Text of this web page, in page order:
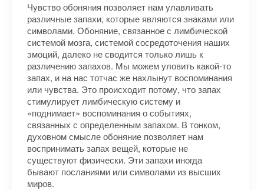
Чувство обоняния позволяет нам улавливать
различные запахи, которые являются знаками или
символами. Обоняние, связанное с лимбической
системой мозга, системой сосредоточения наших
эмоций, далеко не сводится только лишь к
различению запахов. Мы можем уловить какой-то
запах, и на нас тотчас же нахлынут воспоминания
или чувства. Это происходит потому, что запах
стимулирует лимбическую систему и
«поднимает» воспоминания о событиях,
связанных с определенным запахом. В тонком,
духовном смысле обоняние позволяет нам
воспринимать запах вещей, которые не
существуют физически. Эти запахи иногда
бывают посланиями или символами из высших
миров.